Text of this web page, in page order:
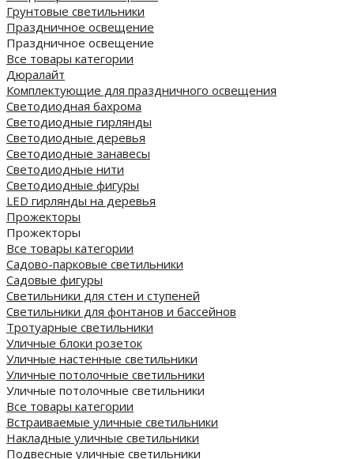
Грунтовые светильники
Праздничное освещение
Праздничное освещение
Все товары категории
Дюралайт
Комплектующие для праздничного освещения
Светодиодная бахрома
Светодиодные гирлянды
Светодиодные деревья
Светодиодные занавесы
Светодиодные нити
Светодиодные фигуры
LED гирлянды на деревья
Прожекторы
Прожекторы
Все товары категории
Садово-парковые светильники
Садовые фигуры
Светильники для стен и ступеней
Светильники для фонтанов и бассейнов
Тротуарные светильники
Уличные блоки розеток
Уличные настенные светильники
Уличные потолочные светильники
Уличные потолочные светильники
Все товары категории
Встраиваемые уличные светильники
Накладные уличные светильники
Подвесные уличные светильники